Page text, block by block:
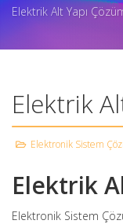
Elektrik Alt Yapı
Elektrik
Elektronik Sistem
Elektrik
Elektronik Sistem